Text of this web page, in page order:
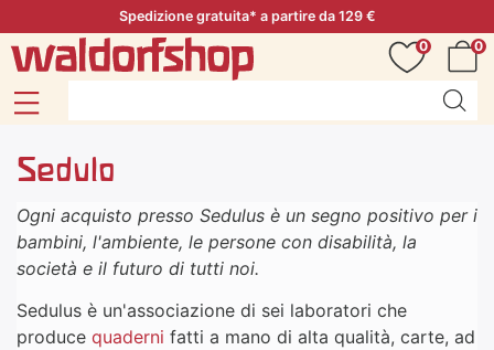
Spedizione gratuita* a partire da 129 €
0
0
Sedulo
Ogni acquisto presso Sedulus è un segno positivo per i
bambini, l'ambiente, le persone con disabilità, la
società e il futuro di tutti noi.
Sedulus è un'associazione di sei laboratori che
produce quaderni fatti a mano di alta qualità, carte, ad